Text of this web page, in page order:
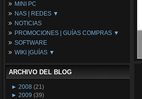
Memória RAM
Placas Base
Procesadores
Periféricos
Refrigeración
Tarjetas Gráficas
MINI PC
NAS | REDES ▼
NAS
Espacio Synology
Redes
NOTICIAS
PROMOCIONES | GUÍAS COMPRAS ▼
Configuraciones Ordenadores
Guías de Compras
SOFTWARE
WIKI |GUÍAS ▼
Wikipedia
ARCHIVO DEL BLOG
► 2008 (21)
► 2009 (39)